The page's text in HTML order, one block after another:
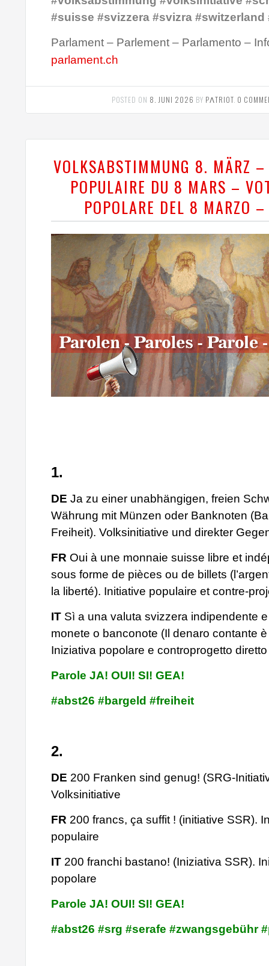
#suisse #svizzera #svizra #switzerland
Parlament – Parlement – Parlamento –
parlament.ch
POSTED ON 8. JUNI 2026 BY PΛTRIOT. 0
VOLKSABSTIMMUNG 8. MÄRZ
POPULAIRE DU 8 MARS –
POPOLARE DEL 8 MARZO
1.
DE Ja zu einer unabhängigen, freien
Währung mit Münzen oder Banknoten
Freiheit). Volksinitiative und direkter
FR Oui à une monnaie suisse libre et
sous forme de pièces ou de billets
la liberté). Initiative populaire et contre-
IT Sì a una valuta svizzera indipendente
monete o banconote (Il denaro contante
Iniziativa popolare e controprogetto diretto
Parole JA! OUI! SI! GEA!
#abst26 #bargeld #freiheit
2.
DE 200 Franken sind genug! (SRG-
Volksinitiative
FR 200 francs, ça suffit ! (initiative SSR).
populaire
IT 200 franchi bastano! (Iniziativa SSR).
popolare
Parole JA! OUI! SI! GEA!
#abst26 #srg #serafe #zwangsgebühr